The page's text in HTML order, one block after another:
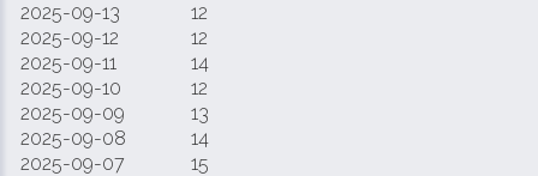
2025-09-13
12
2025-09-12
12
2025-09-11
14
2025-09-10
12
2025-09-09
13
2025-09-08
14
2025-09-07
15